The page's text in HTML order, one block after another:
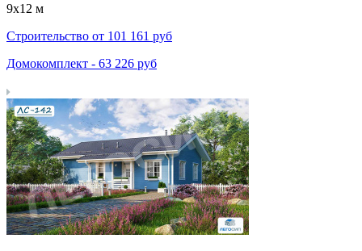
9х12 м
Строительство от 101 161 руб
Домокомплект - 63 226 руб